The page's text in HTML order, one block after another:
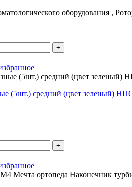
оборудования ,
+
(5шт.) средний (цвет зеленый)
+